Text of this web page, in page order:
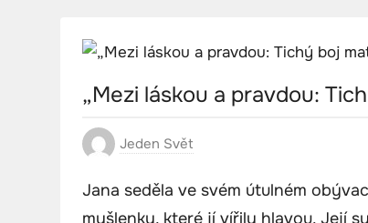
„Mezi láskou a pravdou:
Jeden Svět
Jana seděla ve svém útulném
myšlenky, které jí vířily hlavou. Její